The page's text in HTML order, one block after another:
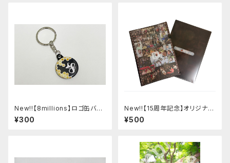
New!!【8millions】ロゴ缶バッ
チキーホルダー
¥300
New!!【15周年記念】オリジナル
A4クリアファイル
¥500